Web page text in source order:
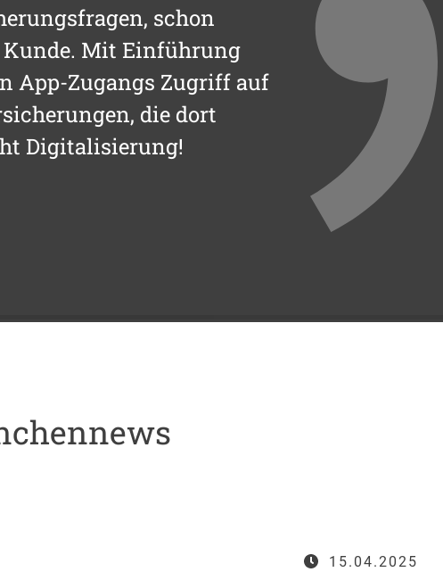
schon
Mit Einführung
App-Zugangs Zugriff auf
die dort
Digitalisierung!
15.04.2025